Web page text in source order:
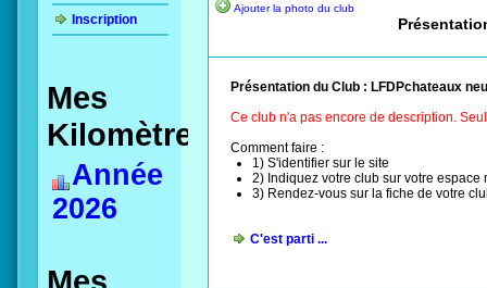
Inscription
Mes
Kilomètres
Année
2026
Ajouter la photo du club
Présentation du Club : LFDPchateaux
Ce club n'a pas encore de description.
Comment faire :
1) S'identifier sur le site
2) Indiquez votre club sur votre espace
3) Rendez-vous sur la fiche de votre
C'est parti ...